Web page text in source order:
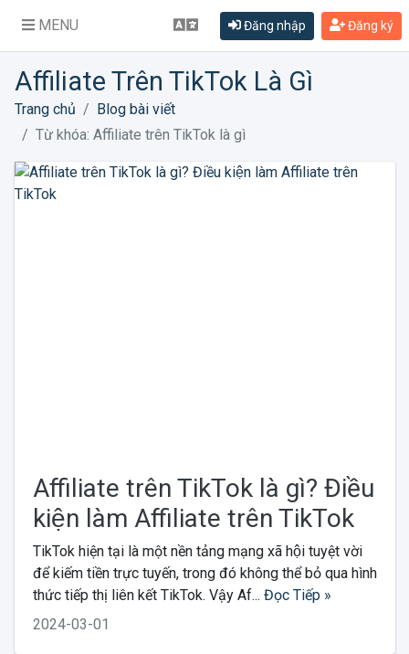
MENU Đăng nhập Đăng ký
Affiliate Trên TikTok Là Gì
Trang chủ
Blog bài viết
Từ khóa: Affiliate trên TikTok là gì
Affiliate trên TikTok là gì? Điều
kiện làm Affiliate trên TikTok
TikTok hiện tại là một nền tảng mạng xã hội tuyệt vời
để kiếm tiền trực tuyến, trong đó không thể bỏ qua hình
thức tiếp thị liên kết TikTok. Vậy Af... Đọc Tiếp »
2024-03-01